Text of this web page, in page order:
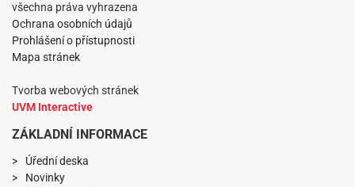
všechna práva vyhrazena
Ochrana osobních údajů
Prohlášení o přístupnosti
Mapa stránek
Tvorba webových stránek
UVM Interactive
ZÁKLADNÍ INFORMACE
Úřední deska
Novinky